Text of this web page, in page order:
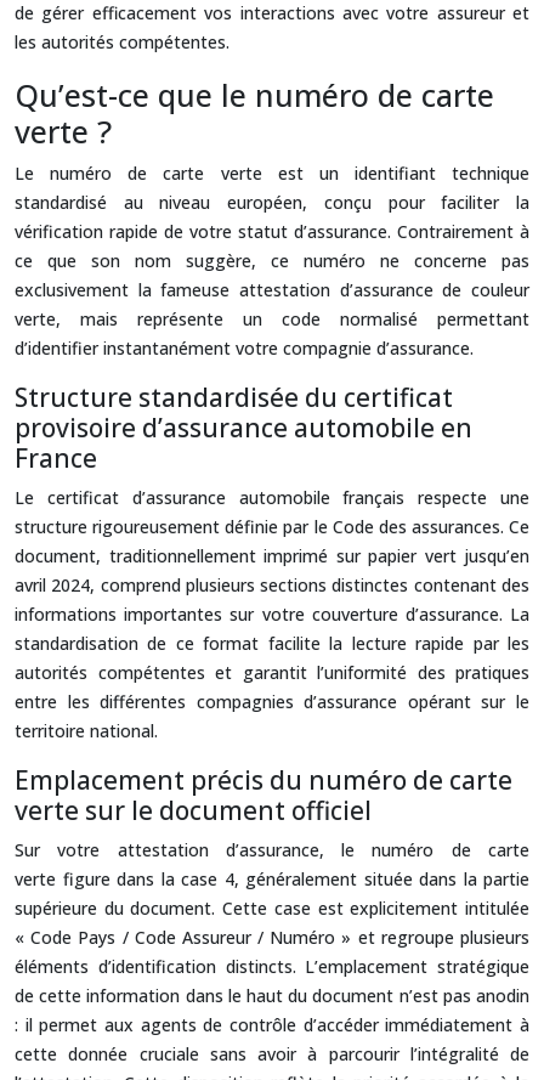
de gérer efficacement vos interactions avec votre assureur et
les autorités compétentes.
Qu’est-ce que le numéro de carte
verte ?
Le numéro de carte verte est un identifiant technique
standardisé au niveau européen, conçu pour faciliter la
vérification rapide de votre statut d’assurance. Contrairement à
ce que son nom suggère, ce numéro ne concerne pas
exclusivement la fameuse attestation d’assurance de couleur
verte, mais représente un code normalisé permettant
d’identifier instantanément votre compagnie d’assurance.
Structure standardisée du certificat
provisoire d’assurance automobile en
France
Le certificat d’assurance automobile français respecte une
structure rigoureusement définie par le Code des assurances. Ce
document, traditionnellement imprimé sur papier vert jusqu’en
avril 2024, comprend plusieurs sections distinctes contenant des
informations importantes sur votre couverture d’assurance. La
standardisation de ce format facilite la lecture rapide par les
autorités compétentes et garantit l’uniformité des pratiques
entre les différentes compagnies d’assurance opérant sur le
territoire national.
Emplacement précis du numéro de carte
verte sur le document officiel
Sur votre attestation d’assurance, le numéro de carte
verte figure dans la case 4, généralement située dans la partie
supérieure du document. Cette case est explicitement intitulée
« Code Pays / Code Assureur / Numéro » et regroupe plusieurs
éléments d’identification distincts. L’emplacement stratégique
de cette information dans le haut du document n’est pas anodin
: il permet aux agents de contrôle d’accéder immédiatement à
cette donnée cruciale sans avoir à parcourir l’intégralité de